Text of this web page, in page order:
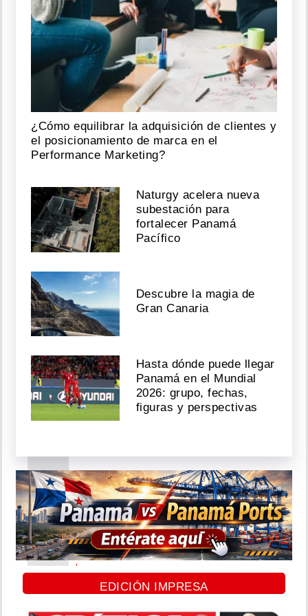
vez
la
fecha
de
liberación
de
"Diddy"
Combs
Agosto
03,
Ariana
Grande
anuncia
su
retiro
temporal
tras
críticas
por
delgadez
Agosto
03,
2026
Reichell,
ex
de
Boza,
muestra
su
embarazo
avanzado
agradece
¿Cómo equilibrar la adquisición de clientes y
el posicionamiento de marca en el
Performance Marketing?
Naturgy acelera nueva
subestación para
fortalecer Panamá
Pacífico
Descubre la magia de
Gran Canaria
Hasta dónde puede llegar
Panamá en el Mundial
2026: grupo, fechas,
figuras y perspectivas
EDICIÓN IMPRESA